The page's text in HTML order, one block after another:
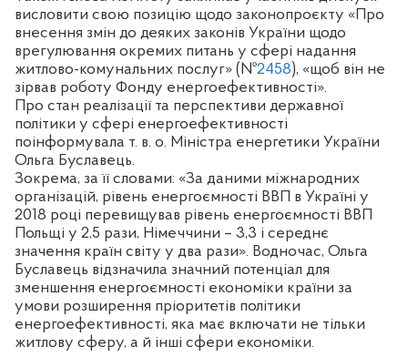
висловити свою позицію щодо законопроєкту «Про
внесення змін до деяких законів України щодо
врегулювання окремих питань у сфері надання
житлово-комунальних послуг» (№2458), «щоб він не
зірвав роботу Фонду енергоефективності».
Про стан реалізації та перспективи державної
політики у сфері енергоефективності
поінформувала т. в. о. Міністра енергетики України
Ольга Буславець.
Зокрема, за її словами: «За даними міжнародних
організацій, рівень енергоємності ВВП в Україні у
2018 році перевищував рівень енергоємності ВВП
Польщі у 2,5 рази, Німеччини – 3,3 і середнє
значення країн світу у два рази». Водночас, Ольга
Буславець відзначила значний потенціал для
зменшення енергоємності економіки країни за
умови розширення пріоритетів політики
енергоефективності, яка має включати не тільки
житлову сферу, а й інші сфери економіки.